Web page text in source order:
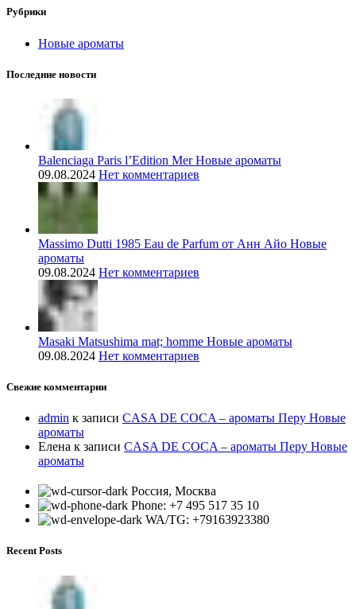
Рубрики
Новые ароматы
Последние новости
Balenciaga Paris l’Edition Mer Новые ароматы
09.08.2024 Нет комментариев
Massimo Dutti 1985 Eau de Parfum от Анн Айо Новые
ароматы
09.08.2024 Нет комментариев
Masaki Matsushima mat; homme Новые ароматы
09.08.2024 Нет комментариев
Свежие комментарии
admin к записи CASA DE COCA – ароматы Перу Новые
ароматы
Елена к записи CASA DE COCA – ароматы Перу Новые
ароматы
Россия, Москва
Phone: +7 495 517 35 10
WA/TG: +79163923380
Recent Posts